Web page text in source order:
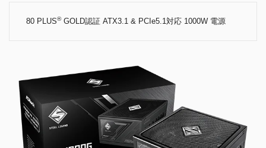
80 PLUS®GOLD認証 ATX3.1 & PCIe5.1対応 1000W 電源